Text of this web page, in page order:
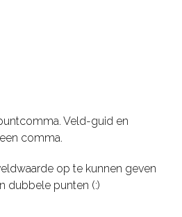
Veld-guid en
comma.
op te kunnen geven
dubbele punten (:)